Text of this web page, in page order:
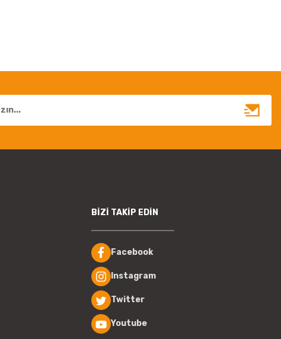
BİZİ TAKİP EDİN
Facebook
Instagram
Twitter
Youtube